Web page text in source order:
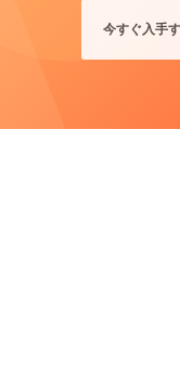
今すぐ入手